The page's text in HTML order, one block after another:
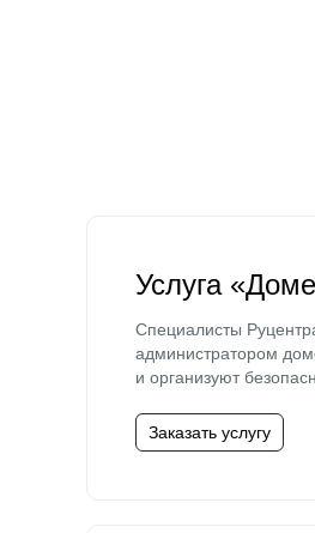
Услуга
Специалисты
администратором
и организуют
Заказать услугу